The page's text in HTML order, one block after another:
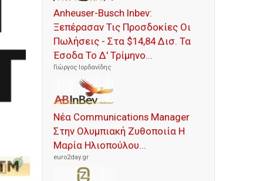
Anheuser-Busch Inbev:
Ξεπέρασαν Τις Προσδοκίες Οι
Πωλήσεις - Στα $14,84 Δισ. Τα
Έσοδα Το Δ' Τρίμηνο...
Γιώργος Ιορδανίδης
Νέα Communications Manager
Στην Ολυμπιακή Ζυθοποιία Η
Μαρία Ηλιοπούλου...
euro2day.gr